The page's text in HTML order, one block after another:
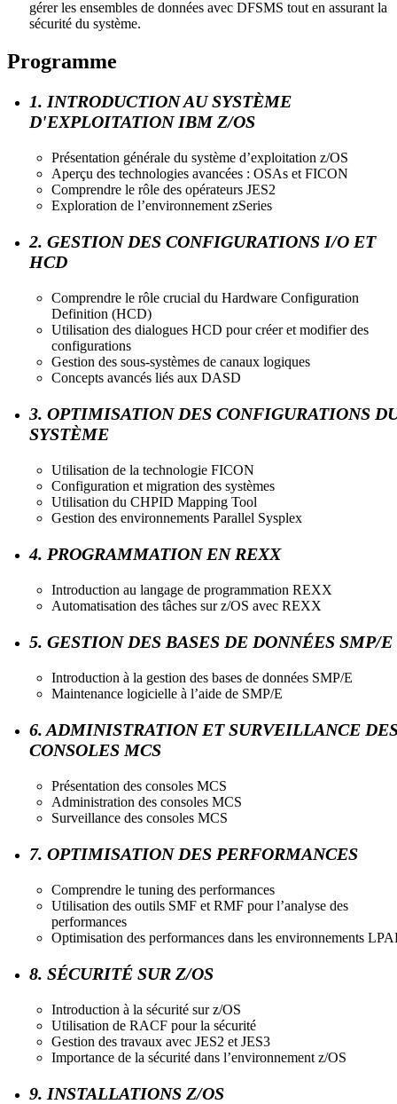
gérer les ensembles de données avec DFSMS tout en assurant la
sécurité du système.
Programme
1. INTRODUCTION AU SYSTÈME
D'EXPLOITATION IBM Z/OS
Présentation générale du système d’exploitation z/OS
Aperçu des technologies avancées : OSAs et FICON
Comprendre le rôle des opérateurs JES2
Exploration de l’environnement zSeries
2. GESTION DES CONFIGURATIONS I/O ET
HCD
Comprendre le rôle crucial du Hardware Configuration
Definition (HCD)
Utilisation des dialogues HCD pour créer et modifier des
configurations
Gestion des sous-systèmes de canaux logiques
Concepts avancés liés aux DASD
3. OPTIMISATION DES CONFIGURATIONS
SYSTÈME
Utilisation de la technologie FICON
Configuration et migration des systèmes
Utilisation du CHPID Mapping Tool
Gestion des environnements Parallel Sysplex
4. PROGRAMMATION EN REXX
Introduction au langage de programmation REXX
Automatisation des tâches sur z/OS avec REXX
5. GESTION DES BASES DE DONNÉES SMP/E
Introduction à la gestion des bases de données SMP/E
Maintenance logicielle à l’aide de SMP/E
6. ADMINISTRATION ET SURVEILLANCE
CONSOLES MCS
Présentation des consoles MCS
Administration des consoles MCS
Surveillance des consoles MCS
7. OPTIMISATION DES PERFORMANCES
Comprendre le tuning des performances
Utilisation des outils SMF et RMF pour l’analyse des
performances
Optimisation des performances dans les environnements
8. SÉCURITÉ SUR Z/OS
Introduction à la sécurité sur z/OS
Utilisation de RACF pour la sécurité
Gestion des travaux avec JES2 et JES3
Importance de la sécurité dans l’environnement z/OS
9. INSTALLATIONS Z/OS